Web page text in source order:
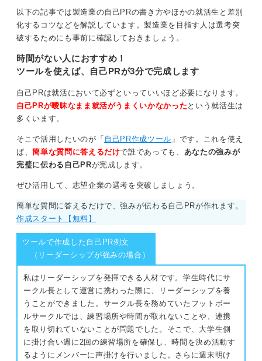
面接官がその作業内容を詳しく知らなくても、あなたが
どれだけ真剣に取り組んでいたかは必ず伝わるでしょ
う。
異業種の経験も評価につながる！ 入社後をイメージ
できるように伝えよう
たとえ異業種からの転職で、製造に直接かかわる経験が
なかったとしても、諦める必要はありません。
たとえば「前職の事務作業で、膨大なデータの入力とダ
ブルチェックを高い精度で長時間おこない、ミスを防い
だ経験があります」というように、集中力を発揮した経
換えて、「うちのこの作業なら任せられるかもしれな
い」とポテンシャルを評価してくれます。
以下の記事では製造業の自己PRの書き方やほかの就活生と差別
化するコツなどを解説しています。製造業を目指す人は選考突
破するためにも事前に確認しておきましょう。
時間がない人におすすめ！
ツールを使えば、自己PRが3分で完成します
自己PRは就活において必ずといっていいほど必要になります。
自己PRが曖昧なまま就活がうまくいかなかった という就活生は
多くいます。
そこで活用したいのが「 自己PR作成ツール 」です。これを使え
ば、簡単な質問に答えるだけで誰であっても、 あなたの強みが
完璧に伝わる自己PRが完成します。
ぜひ活用して、志望企業の選考を突破しましょう。
簡単な質問に答えるだけで、強みが伝わる自己PRが作れます。
作成スタート【無料】
ツールで作成した自己PR例文
（リーダーシップが強みの場合）
私はリーダーシップを発揮できる人材です。学生時代にサ
ークル長として運営に携わった際に、リーダーシップを養
うことができました。サークル長を務めていたフットボー
ルサークルでは、練習場所や時間が取れないことや、連携
を取り切れていないことが問題でした。そこで、大学生側
に掛け合い週に2回の練習場所を確保し、時間を決め活動す
るようにメンバーに声掛けを行いました。さらに週末明け